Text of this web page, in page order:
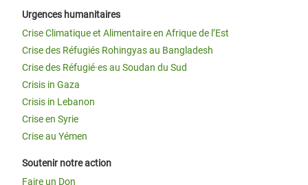
Urgences humanitaires
Crise Climatique et Alimentaire en Afrique de l’Est
Crise des Réfugiés Rohingyas au Bangladesh
Crise des Réfugié·es au Soudan du Sud
Crisis in Gaza
Crisis in Lebanon
Crise en Syrie
Crise au Yémen
Soutenir notre action
Faire un Don